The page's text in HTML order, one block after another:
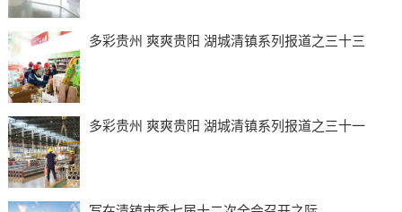
多彩贵州 爽爽贵阳 湖城清镇系列报道之三十三
多彩贵州 爽爽贵阳 湖城清镇系列报道之三十一